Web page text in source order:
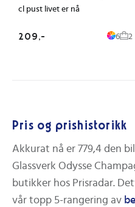
cl pust livet er nå
209,- 6 2
Pris og prishistorikk
Akkurat nå er 779,4 den
Glassverk Odysse
butikker hos Prisradar.
vår topp 5-rangering av